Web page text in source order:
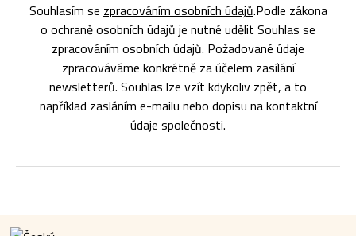
Souhlasím se zpracováním osobních údajů.Podle zákona
o ochraně osobních údajů je nutné udělit Souhlas se
zpracováním osobních údajů. Požadované údaje
zpracováváme konkrétně za účelem zasílání
newsletterů. Souhlas lze vzít kdykoliv zpět, a to
například zasláním e-mailu nebo dopisu na kontaktní
údaje společnosti.